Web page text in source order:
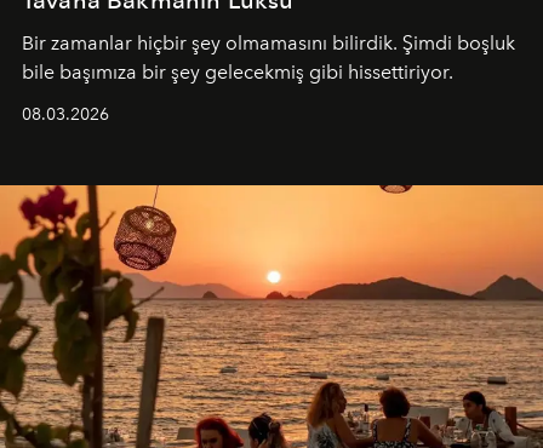
Bir zamanlar hiçbir şey olmamasını bilirdik. Şimdi boşluk
bile başımıza bir şey gelecekmiş gibi hissettiriyor.
08.03.2026